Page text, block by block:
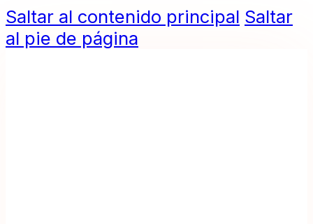
Saltar al contenido principal Saltar
al pie de página